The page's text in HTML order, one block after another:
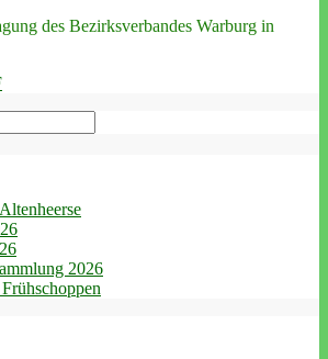
des Bezirksverbandes Warburg in
2026